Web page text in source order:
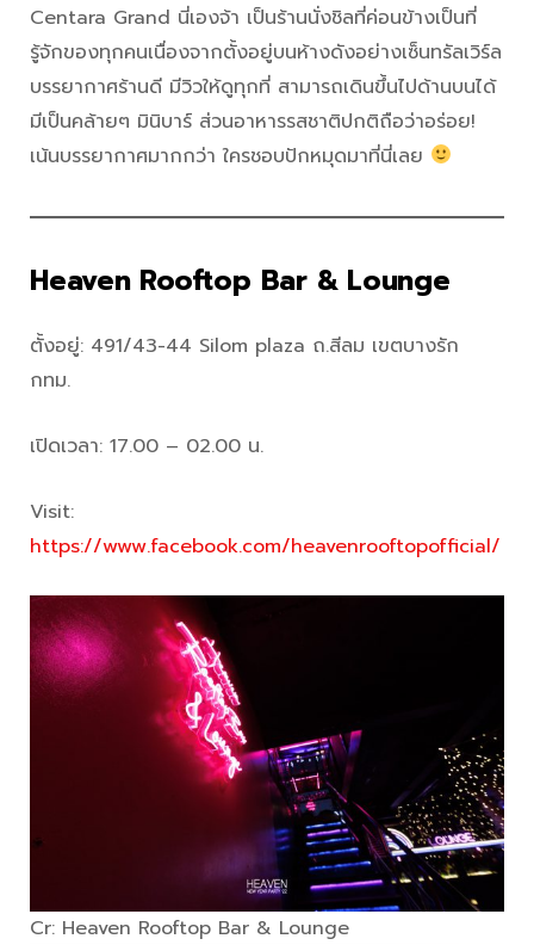
Centara Grand นี่เองจ้า เป็นร้านนั่งชิลที่ค่อนข้างเป็นที่
รู้จักของทุกคนเนื่องจากตั้งอยู่บนห้างดังอย่างเซ็นทรัลเวิร์ล
บรรยากาศร้านดี มีวิวให้ดูทุกที่ สามารถเดินขึ้นไปด้านบนได้
มีเป็นคล้ายๆ มินิบาร์ ส่วนอาหารรสชาติปกติถือว่าอร่อย!
เน้นบรรยากาศมากกว่า ใครชอบปักหมุดมาที่นี่เลย
Heaven Rooftop Bar & Lounge
ตั้งอยู่: 491/43-44 Silom plaza ถ.สีลม เขตบางรัก
กทม.
เปิดเวลา: 17.00 – 02.00 น.
Visit:
https://www.facebook.com/heavenrooftopofficial/
Cr: Heaven Rooftop Bar & Lounge